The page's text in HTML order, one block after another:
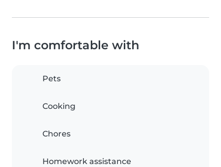
I'm comfortable with
Pets
Cooking
Chores
Homework assistance